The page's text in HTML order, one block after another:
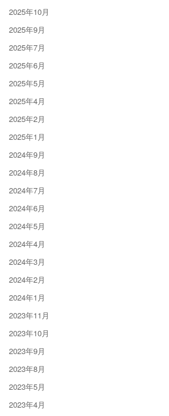
2025年10月
2025年9月
2025年7月
2025年6月
2025年5月
2025年4月
2025年2月
2025年1月
2024年9月
2024年8月
2024年7月
2024年6月
2024年5月
2024年4月
2024年3月
2024年2月
2024年1月
2023年11月
2023年10月
2023年9月
2023年8月
2023年5月
2023年4月